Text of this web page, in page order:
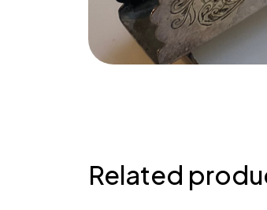
Related